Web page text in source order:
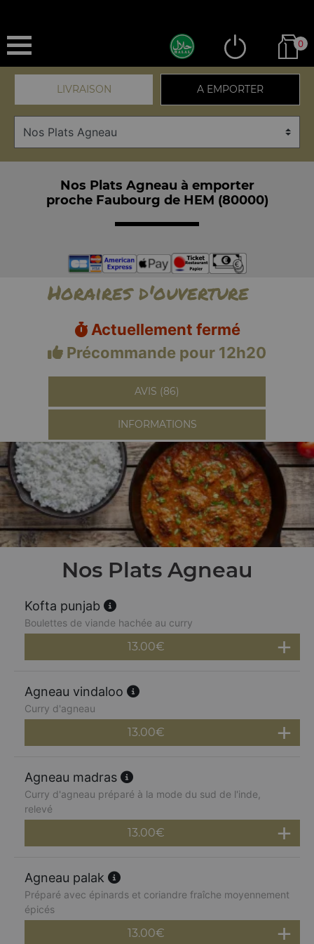
0
LIVRAISON A EMPORTER
Nos Plats Agneau à emporter
proche Faubourg de HEM (80000)
Horaires d'ouverture
Actuellement fermé
Précommande pour 12h20
AVIS (86)
INFORMATIONS
Nos Plats Agneau
Kofta punjab
Boulettes de viande hachée au curry
13.00€
Agneau vindaloo
Curry d'agneau
13.00€
Agneau madras
Curry d'agneau préparé à la mode du sud de l'inde,
relevé
13.00€
Agneau palak
Préparé avec épinards et coriandre fraîche moyennement
épicés
13.00€